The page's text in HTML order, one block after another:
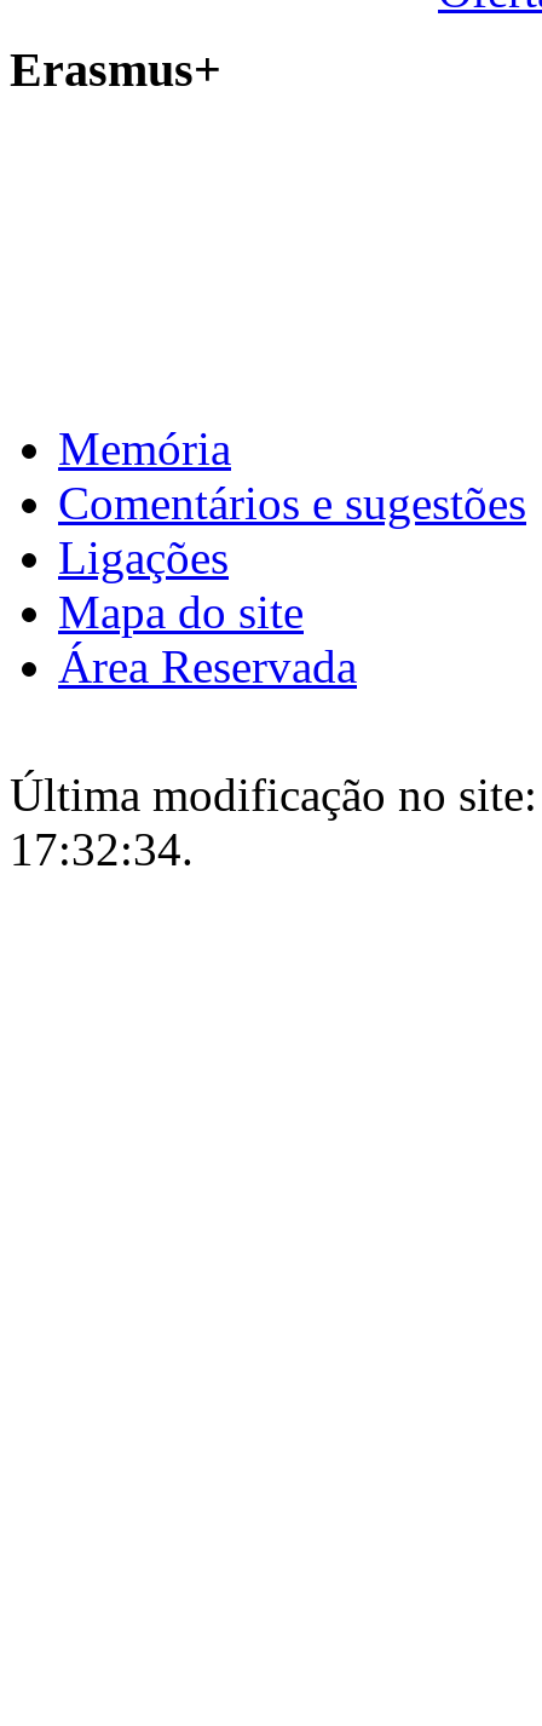
Erasmus+
Memória
Comentários e sugestões
Ligações
Mapa do site
Área Reservada
Última modificação no
17:32:34.